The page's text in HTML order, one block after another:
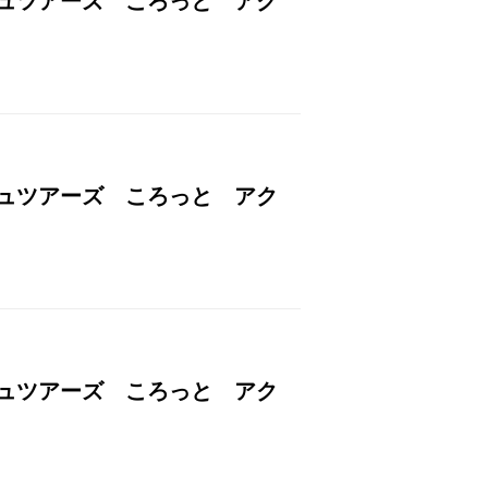
ツアーズ ころっと アク
ツアーズ ころっと アク